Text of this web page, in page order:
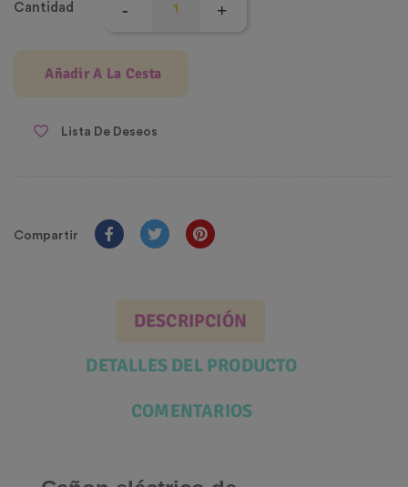
Cantidad
Añadir A La Cesta
Lista De Deseos
Compartir
DESCRIPCIÓN
DETALLES DEL PRODUCTO
COMENTARIOS